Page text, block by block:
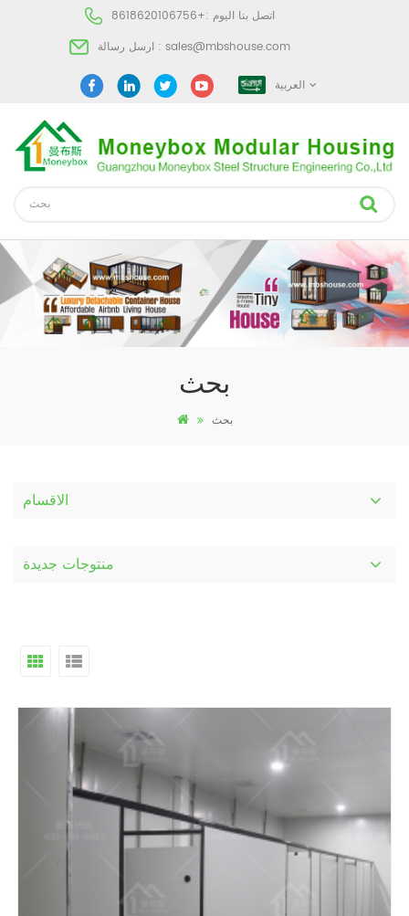
اتصل بنا اليوم :+8618620106756
ارسل رسالة : sales@mbshouse.com
العربية
بحث
بحث
الاقسام
منتوجات جديدة